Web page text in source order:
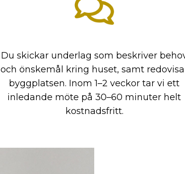
Du skickar underlag som beskriver
och önskemål kring huset, samt
byggplatsen. Inom 1–2 veckor tar vi ett
inledande möte på 30–60 minuter helt
kostnadsfritt.